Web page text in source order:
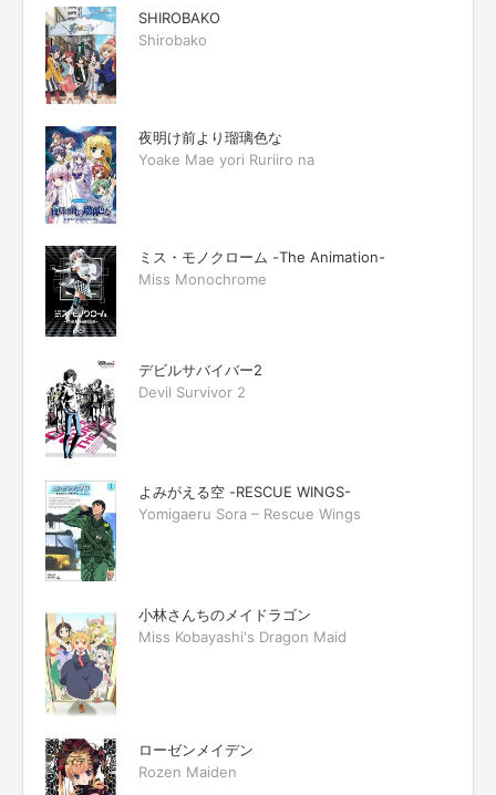
SHIROBAKO
Shirobako
夜明け前より瑠璃色な
Yoake Mae yori Ruriiro na
ミス・モノクローム -The Animation-
Miss Monochrome
デビルサバイバー2
Devil Survivor 2
よみがえる空 -RESCUE WINGS-
Yomigaeru Sora – Rescue Wings
小林さんちのメイドラゴン
Miss Kobayashi's Dragon Maid
ローゼンメイデン
Rozen Maiden